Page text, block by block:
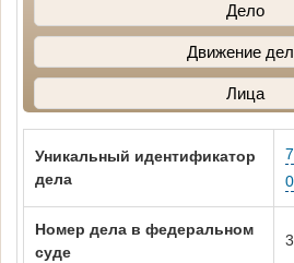
Дело
Движение
Лица
Уникальный идентификатор
дела
Номер дела в федеральном
суде